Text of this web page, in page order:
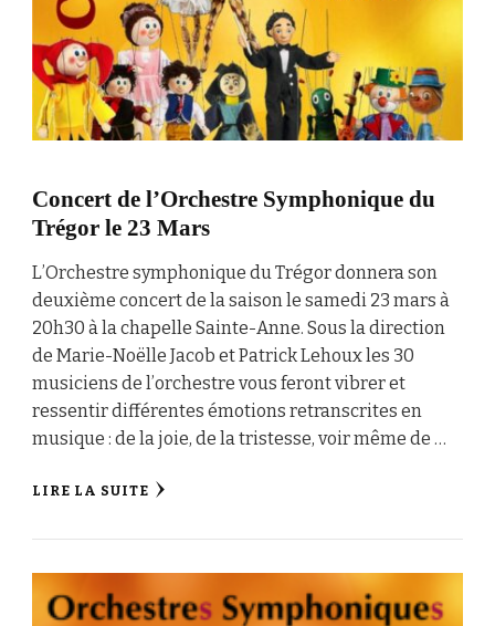
Concert de l’Orchestre Symphonique du
Trégor le 23 Mars
L’Orchestre symphonique du Trégor donnera son
deuxième concert de la saison le samedi 23 mars à
20h30 à la chapelle Sainte-Anne. Sous la direction
de Marie-Noëlle Jacob et Patrick Lehoux les 30
musiciens de l’orchestre vous feront vibrer et
ressentir différentes émotions retranscrites en
musique : de la joie, de la tristesse, voir même de …
LIRE LA SUITE